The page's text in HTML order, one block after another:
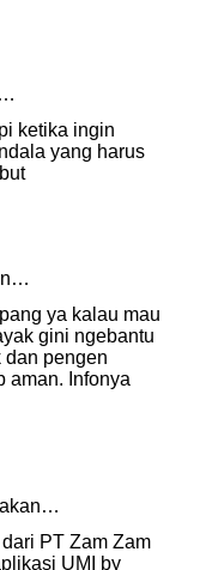
ketika ingin
yang harus
ya kalau mau
gini ngebantu
dan pengen
aman. Infonya
PT Zam Zam
UMI by